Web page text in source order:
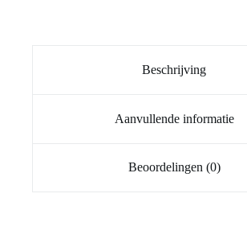
Beschrijving
Aanvullende informatie
Beoordelingen (0)